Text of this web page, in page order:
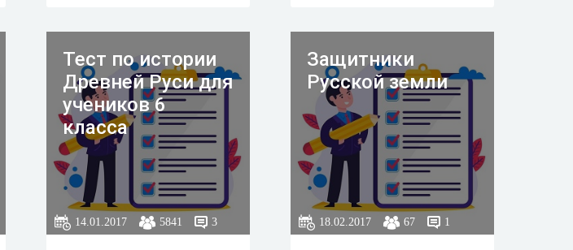
Тест по истории
Древней Руси для
учеников 6
класса
14.01.2017 5841 3
Защитники
Русской земли
18.02.2017 67 1